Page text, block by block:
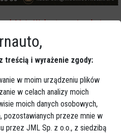
,Maja Walentynowicz,hej
treścią i wyrażenie zgody:
w moim urządzeniu plików
w celach analizy moich
moich danych osobowych,
pozostawianych przeze mnie w
przez JML Sp. z o.o., z siedzibą